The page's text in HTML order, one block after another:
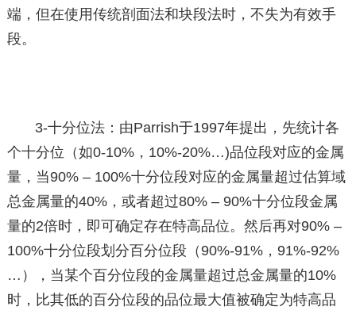
端，但在使用传统剖面法和块段法时，不失为有效手
段。
3-十分位法：由Parrish于1997年提出，先统计各
个十分位（如0-10%，10%-20%…)品位段对应的金属
量，当90% – 100%十分位段对应的金属量超过估算域
总金属量的40%，或者超过80% – 90%十分位段金属
量的2倍时，即可确定存在特高品位。然后再对90% –
100%十分位段划分百分位段（90%-91%，91%-92%
…），当某个百分位段的金属量超过总金属量的10%
时，比其低的百分位段的品位最大值被确定为特高品